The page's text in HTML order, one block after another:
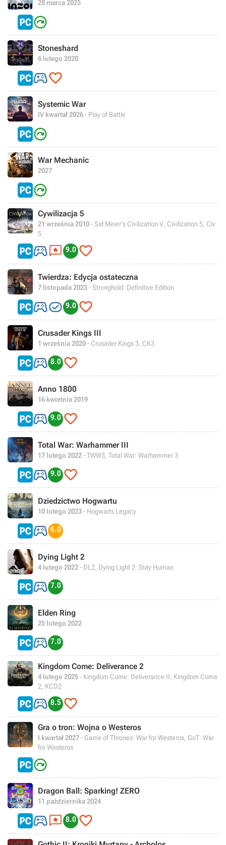
28 marca 2025

Stoneshard
6 lutego 2020

Systemic War
IV kwartał 2026- Play of Battle

War Mechanic
2027

Cywilizacja 5
21 września 2010- Sid Meier's Civilization V, Civilization 5, Civ
5
 9.0 
Twierdza: Edycja ostateczna
7 listopada 2023- Stronghold: Definitive Edition
 9.0 
Crusader Kings III
1 września 2020- Crusader Kings 3, CK3
 8.0 
Anno 1800
16 kwietnia 2019
 9.0 
Total War: Warhammer III
17 lutego 2022- TWW3, Total War: Warhammer 3
 9.0 
Dziedzictwo Hogwartu
10 lutego 2023- Hogwarts Legacy
 6.0
Dying Light 2
4 lutego 2022- DL2, Dying Light 2: Stay Human
 7.0
Elden Ring
25 lutego 2022
 7.0
Kingdom Come: Deliverance 2
4 lutego 2025- Kingdom Come: Deliverance II, Kingdom Come
2, KCD2
 8.5 
Gra o tron: Wojna o Westeros
I kwartał 2027- Game of Thrones: War for Westeros, GoT: War
for Westeros

Dragon Ball: Sparking! ZERO
11 października 2024
 8.0 